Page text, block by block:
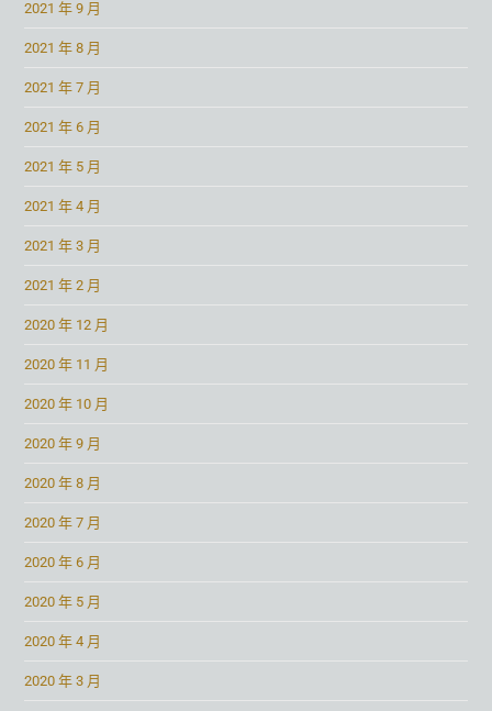
2021 年 9 月
2021 年 8 月
2021 年 7 月
2021 年 6 月
2021 年 5 月
2021 年 4 月
2021 年 3 月
2021 年 2 月
2020 年 12 月
2020 年 11 月
2020 年 10 月
2020 年 9 月
2020 年 8 月
2020 年 7 月
2020 年 6 月
2020 年 5 月
2020 年 4 月
2020 年 3 月